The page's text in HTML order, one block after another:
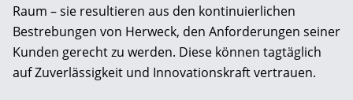
Raum – sie resultieren aus den kontinuierlichen
Bestrebungen von Herweck, den Anforderungen seiner
Kunden gerecht zu werden. Diese können tagtäglich
auf Zuverlässigkeit und Innovationskraft vertrauen.